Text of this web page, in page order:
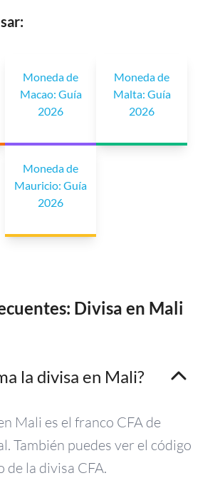
Moneda de
Macao: Guía
2026
Moneda de
Malta: Guía
2026
Moneda de
Mauricio: Guía
2026
Divisa en Mali
la divisa en Mali?
Mali es el franco CFA de
También puedes ver el código
de la divisa CFA.